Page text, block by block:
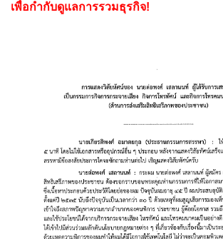
เพื่อกำกับดูแลการรวมธุรกิจ!